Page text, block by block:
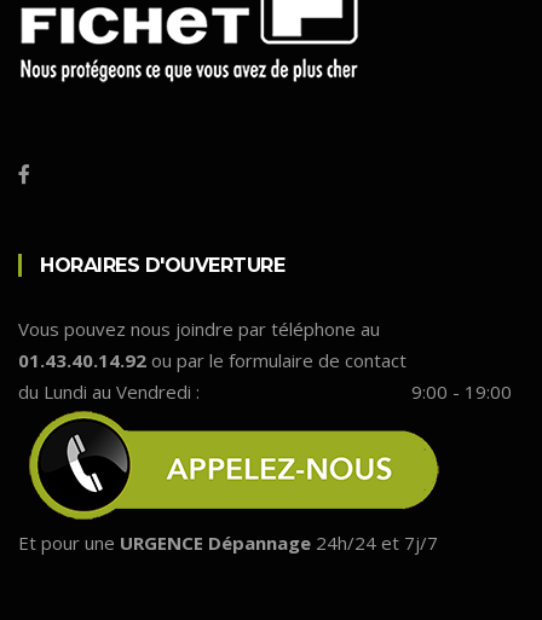
HORAIRES D'OUVERTURE
Vous pouvez nous joindre par téléphone au
01.43.40.14.92 ou par le formulaire de contact
du Lundi au Vendredi :
9:00 - 19:00
Et pour une URGENCE Dépannage 24h/24 et 7j/7